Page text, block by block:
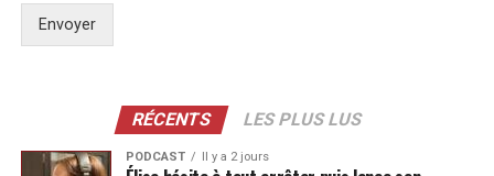
Envoyer
RÉCENTS LES PLUS LUS
PODCAST Il y a 2 jours